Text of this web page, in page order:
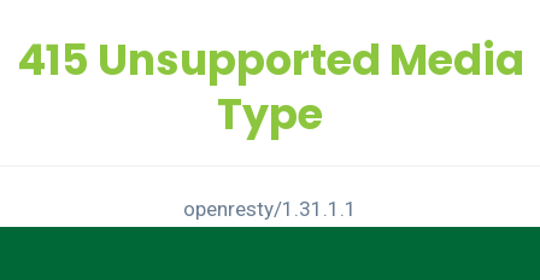
415 Unsupported Media
Type
openresty/1.31.1.1